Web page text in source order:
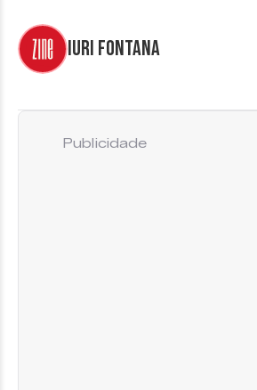
Iuri Fontana
Publicidade